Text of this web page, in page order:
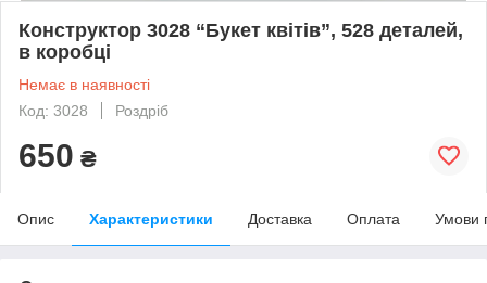
Конструктор 3028 “Букет квітів”, 528 деталей,
в коробці
Немає в наявності
Код: 3028
Роздріб
650 ₴
Опис Характеристики Доставка Оплата Умови